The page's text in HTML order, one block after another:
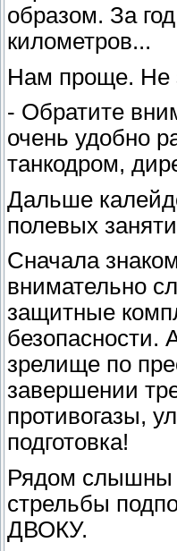
образом. За
километров...
Нам проще. Не
- Обратите
очень удобно
танкодром,
Дальше
полевых
Сначала
внимательно
защитные
безопасности.
зрелище по
завершении
противогазы,
подготовка!
Рядом слышны
стрельбы
ДВОКУ.